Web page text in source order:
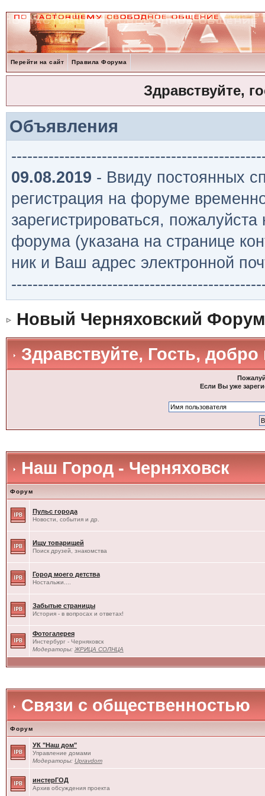
Перейти на сайт Правила Форума
Здравствуйте,
Объявления
09.08.2019 - Ввиду постоянных
регистрация на форуме
зарегистрироваться,
форума (указана на странице
ник и Ваш адрес электронной
Новый Черняховский Форум
Здравствуйте, Гость,
Если Вы уже
Наш Город - Черняховск
Форум
Пульс города
Новости, события и др.
Ищу товарищей
Поиск друзей, знакомства
Город моего детства
Ностальжи....
Забытые страницы
История - в вопросах и ответах!
Фотогалерея
Инстербург - Черняховск
Модераторы: ЖРИЦА СОЛНЦА
Связи с общественностью
Форум
УК "Наш дом"
Управление домами
Модераторы: Upravdom
инстерГОД
Архив обсуждения проекта